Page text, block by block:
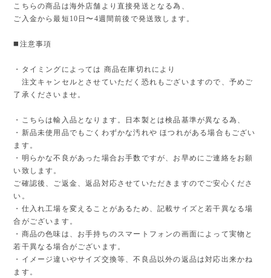
こちらの商品は海外店舗より直接発送となる為、
ご入金から最短10日〜4週間前後で発送致します。
◼️注意事項
・タイミングによっては 商品在庫切れにより
注文キャンセルとさせていただく恐れもございますので、予めご
了承くださいませ。
・こちらは輸入品となります。日本製とは検品基準が異なる為、
・新品未使用品でもごくわずかな汚れや ほつれがある場合もござい
ます。
・明らかな不良があった場合お手数ですが、お早めにご連絡をお願
い致します。
ご確認後、ご返金、返品対応させていただきますのでご安心くださ
い。
・仕入れ工場を変えることがあるため、記載サイズと若干異なる場
合がございます。
・商品の色味は、お手持ちのスマートフォンの画面によって実物と
若干異なる場合がございます。
・イメージ違いやサイズ交換等、不良品以外の返品は対応出来かね
ます。